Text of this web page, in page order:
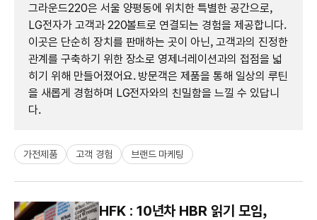
그라운드220은 서울 양평동에 위치한 특별한 공간으로,
LG전자가 고객과 220볼트로 연결되는 경험을 제공합니다.
이곳은 단순히 장치를 판매하는 곳이 아닌, 고객과의 진정한
관계를 구축하기 위한 장소로 영제너레이션과의 접점을 넓
히기 위해 만들어졌어요. 방문객은 제품을 통해 일상의 루틴
을 새롭게 경험하며 LG전자와의 친밀함을 느낄 수 있답니
다.
가전제품 고객 경험 브랜드 마케팅
HFK : 10년차 HBR 읽기 모임,